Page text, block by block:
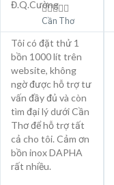

Cần Thơ
Tôi có đặt thử 1
bồn 1000 lít trên
website, không
ngờ được hỗ trợ tư
vấn đầy đủ và còn
tìm đại lý dưới Cần
Thơ để hỗ trợ tất
cả cho tôi. Cảm ơn
bồn inox DAPHA
rất nhiều.